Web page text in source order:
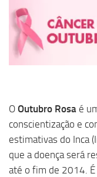
O Outubro Rosa é
conscientização e
estimativas do Inca
que a doença será
até o fim de 2014. É